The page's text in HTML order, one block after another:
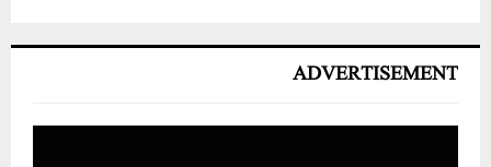
ADVERTISEMENT